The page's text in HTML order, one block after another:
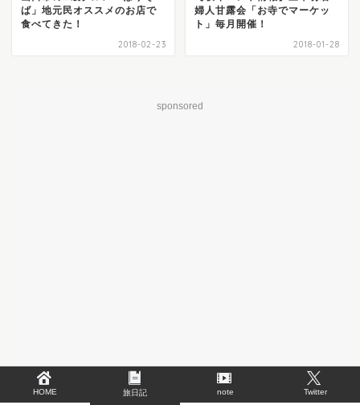
ば」地元民オススメのお店で
食べてきた！
2018-02-23
婦人甘露会「お寺でマーケッ
ト」毎月開催！
2018-01-28
sponsored
HOME 旅日記 note Twitter